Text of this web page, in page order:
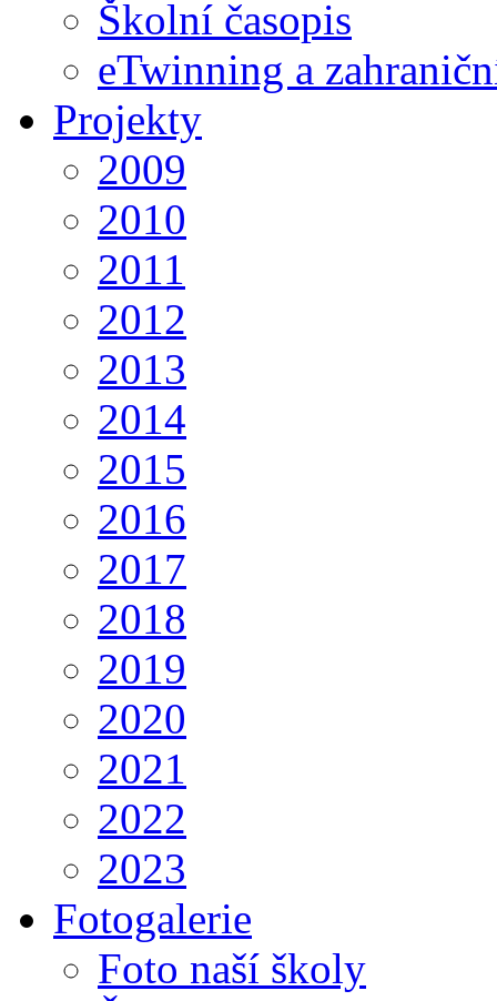
Školní časopis
eTwinning a
Projekty
2009
2010
2011
2012
2013
2014
2015
2016
2017
2018
2019
2020
2021
2022
2023
Fotogalerie
Foto naší školy